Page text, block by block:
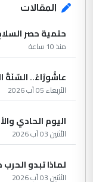
المقالات
حتمية حصر
منذ 10 ساعة
عاشُورْاءُ.. السّنَةُ
الأربعاء 05 آب 2026
اليوم الحادي
الأثنين 03 آب 2026
لماذا تبدو
الأثنين 03 آب 2026